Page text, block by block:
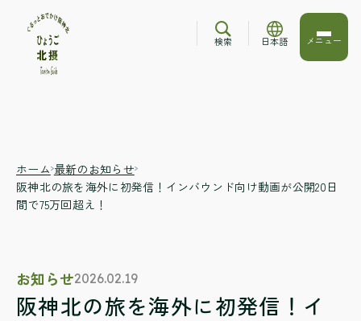
検索 日本語 メニュー
ホーム 最新のお知らせ
阪神北の旅を海外に初発信！インバウンド向け動画が公開20日
間で75万回超え！
お知らせ2026.02.19
阪神北の旅を海外に初発信！イ